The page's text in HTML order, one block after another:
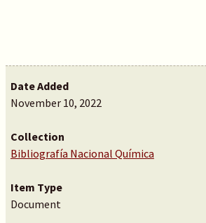
Date Added
November 10, 2022
Collection
Bibliografía Nacional Química
Item Type
Document